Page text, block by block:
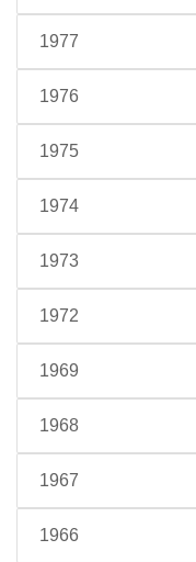
1977
1976
1975
1974
1973
1972
1969
1968
1967
1966